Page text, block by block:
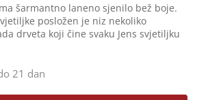
šarmantno laneno sjenilo bež boje.
posložen je niz nekoliko
drveta koji čine svaku Jens svjetiljku
21 dan